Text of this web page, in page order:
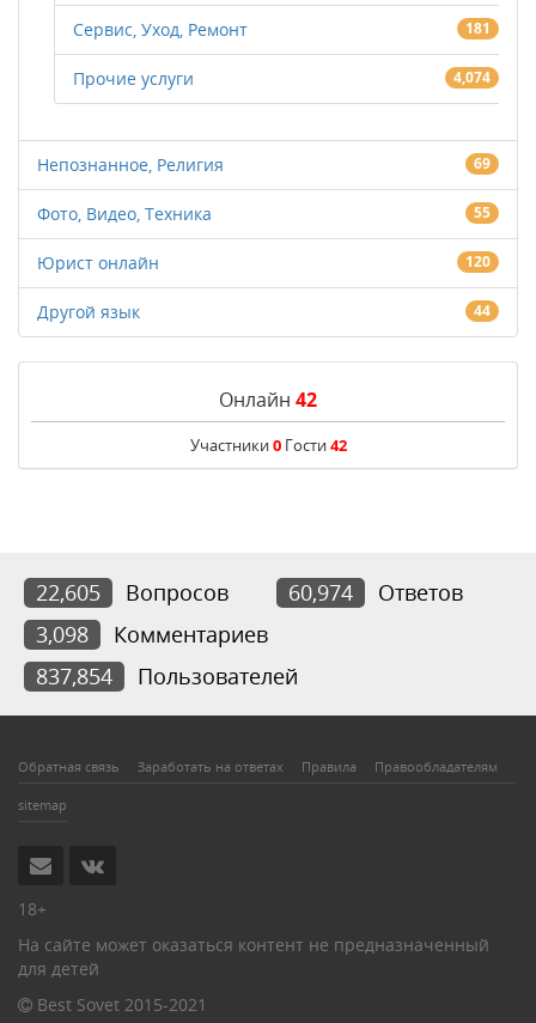
Сервис, Уход, Ремонт 181
Прочие услуги 4,074
Непознанное, Религия 69
Фото, Видео, Техника 55
Юрист онлайн 120
Другой язык 44
Онлайн 42
Участники0Гости42
22,605 Вопросов 60,974
Ответов
3,098
Комментариев
837,854
Пользователей
Обратная связь Заработать на ответах Правила Правообладателям
sitemap
18+
На сайте может оказаться контент не предназначенный
для детей
Best Sovet 2015-2021